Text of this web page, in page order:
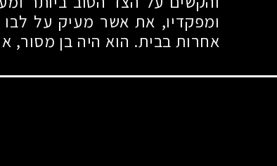
ומפקדיו, את אשר מעיק על לבו
אחרות בבית. הוא היה בן מסור,